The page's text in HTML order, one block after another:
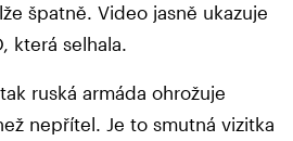
špatně. Video jasně ukazuje
která selhala.
ruská armáda ohrožuje
nepřítel. Je to smutná vizitka